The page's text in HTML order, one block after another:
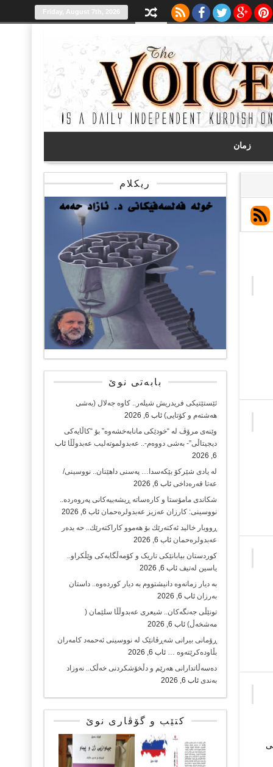
Friday, August 7th, 2026
زمان
ریکلام
بابەتی نوێ
ئێستێتیکی فریدریش شیلەر.. کاوە جەلال (بەشی
هەشتەم و کۆتایی) ئاب 6, 2026
وێنەی مرۆڤ لە “خودێکی مانابەخشەوە” بۆ “کاڵایەکی
دیجیتاڵی”- بەشی دووەم-.. عەبدولموتەلیب عەبدوڵڵا ئاب
6, 2026
لە یادی شێرکۆ بێکەسدا… پەسنی داهێنان.. نووسینی/
عەتا قەرەداخی ئاب 6, 2026
شکاندی مامۆستا و کارەساتە ڕیشەییەکانی پەروەردە..
نووسینی: کارزان عەزیز عەبدولرەحمان ئاب 6, 2026
ڕووبار خالید ئەكتەرێك بۆ هەموو كاراكتەرێك.. حه یدەر
عەبدولرەحمان ئاب 6, 2026
کوردستان بیابانێکی تاریک و کۆمەڵگایەکی وێڵکراو..
یاسین لەتیف ئاب 6, 2026
بە دیار زمانەوە دانیشتووم بە دیار کوردەوە.. داستان
بەرزان ئاب 6, 2026
تونێڵی جەنگەکان.. شیعری عەبدوڵڵا سلێمان (
مەشخەڵ) ئاب 6, 2026
ڕۆمانی بیرانی شەڕڤانێک لە نووسینی ئەحمەد کامەران
بڵاودەکرێتەوە … ئاب 6, 2026
دەسەڵاتدارانی هەرێم و دڵخۆشکردنی خەڵک.. نەوزاد
بەندی ئاب 6, 2026
کتێب و گۆڤاری نوێ